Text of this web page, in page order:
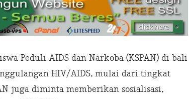
Peduli AIDS dan Narkoba (KSPAN) di bali
HIV/AIDS, mulai dari tingkat
juga diminta memberikan sosialisasi,